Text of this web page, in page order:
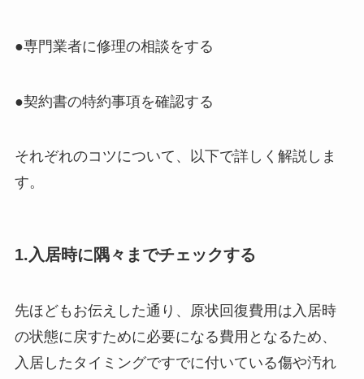
●専門業者に修理の相談をする
●契約書の特約事項を確認する
それぞれのコツについて、以下で詳しく解説しま
す。
1.入居時に隅々までチェックする
先ほどもお伝えした通り、原状回復費用は入居時
の状態に戻すために必要になる費用となるため、
入居したタイミングですでに付いている傷や汚れ